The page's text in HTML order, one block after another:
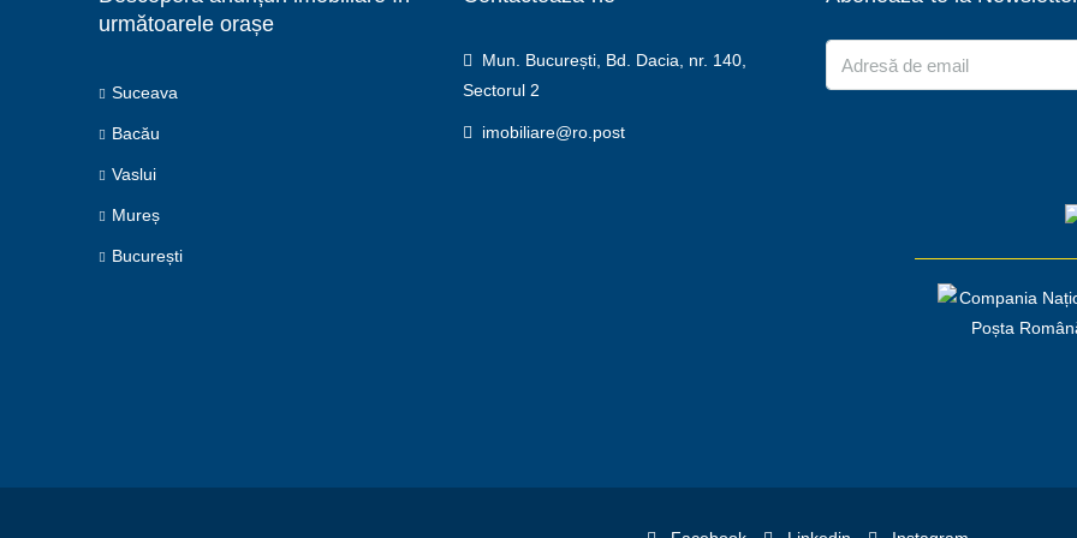
următoarele orașe
Suceava
Bacău
Vaslui
Mureș
București
Mun. București, Bd. Dacia, nr. 140,
Sectorul 2
imobiliare@ro.post